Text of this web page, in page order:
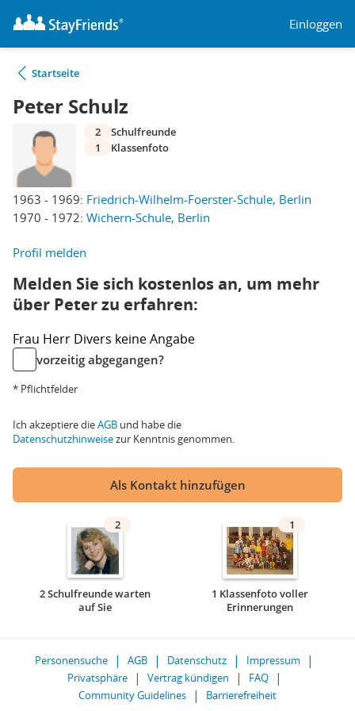
Einloggen
Startseite
Peter Schulz
1963 - 1969: Friedrich-Wilhelm-Foerster-Schule, Berlin
1970 - 1972: Wichern-Schule, Berlin
2
Schulfreunde
1
Klassenfoto
Profil melden
Melden Sie sich kostenlos an, um mehr
über Peter zu erfahren:
Frau Herr Divers keine Angabe
vorzeitig abgegangen?
* Pflichtfelder
Ich akzeptiere dieAGB und habe die
Datenschutzhinweisezur Kenntnis genommen.
Als Kontakt hinzufügen
2
2 Schulfreunde warten
auf Sie
1
1 Klassenfoto voller
Erinnerungen
Personensuche AGB Datenschutz
Impressum
Privatsphäre
Vertrag kündigen
FAQ
Community Guidelines
Barrierefreiheit